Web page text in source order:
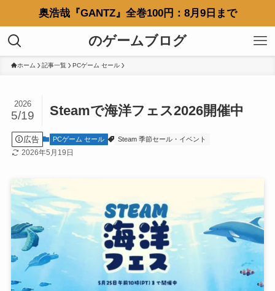
奥浩哉『GANTZ』全巻100円：8月9日まで
のゲームブログ
ホーム 記事一覧 PCゲーム セール
Steamで海洋フェス2026開催中
2026
5/19
広告 PCゲーム セール Steam 季節セール・イベント
2026年5月19日